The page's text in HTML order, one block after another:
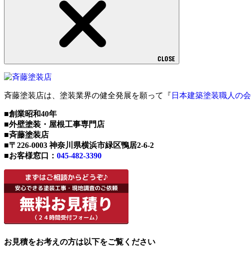
CLOSE
斉藤塗装店は、塗装業界の健全発展を願って『 日本建築塗装職人の会
■創業昭和40年
■外壁塗装・屋根工事専門店
■斉藤塗装店
■〒226-0003 神奈川県横浜市緑区鴨居2-6-2
■お客様窓口： 045-482-3390
お見積をお考えの方は以下をご覧ください